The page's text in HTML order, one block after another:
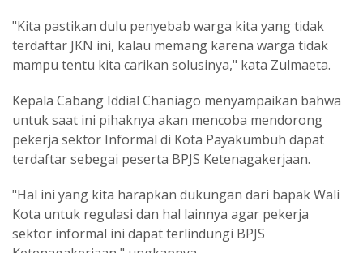
"Kita pastikan dulu penyebab warga kita yang tidak
terdaftar JKN ini, kalau memang karena warga tidak
mampu tentu kita carikan solusinya," kata Zulmaeta.
Kepala Cabang Iddial Chaniago menyampaikan bahwa
untuk saat ini pihaknya akan mencoba mendorong
pekerja sektor Informal di Kota Payakumbuh dapat
terdaftar sebegai peserta BPJS Ketenagakerjaan.
"Hal ini yang kita harapkan dukungan dari bapak Wali
Kota untuk regulasi dan hal lainnya agar pekerja
sektor informal ini dapat terlindungi BPJS